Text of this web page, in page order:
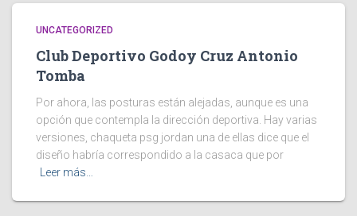
UNCATEGORIZED
Club Deportivo Godoy Cruz Antonio
Tomba
Por ahora, las posturas están alejadas, aunque es una
opción que contempla la dirección deportiva. Hay varias
versiones, chaqueta psg jordan una de ellas dice que el
diseño habría correspondido a la casaca que por
Leer más…